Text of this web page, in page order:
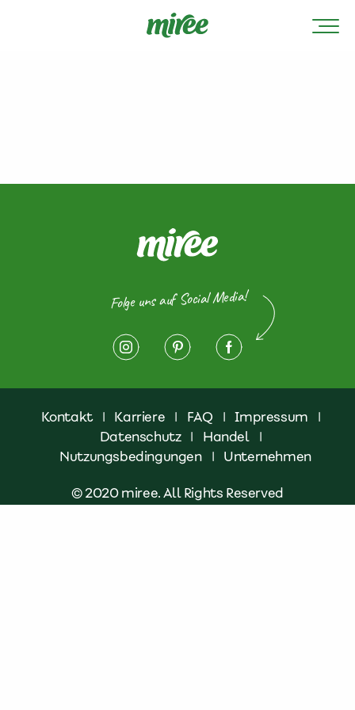
Folge uns auf Social Media!
Kontakt | Karriere | FAQ | Impressum
|
Datenschutz | Handel
|
Nutzungsbedingungen
| Unternehmen
© 2020 miree. All Rights Reserved